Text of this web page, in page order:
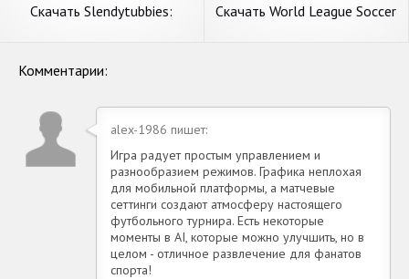
Скачать Slendytubbies:
Скачать World League Soccer
Комментарии:
alex-1986 пишет:
Игра радует простым управлением и
разнообразием режимов. Графика неплохая
для мобильной платформы, а матчевые
сеттинги создают атмосферу настоящего
футбольного турнира. Есть некоторые
моменты в AI, которые можно улучшить, но в
целом - отличное развлечение для фанатов
спорта!